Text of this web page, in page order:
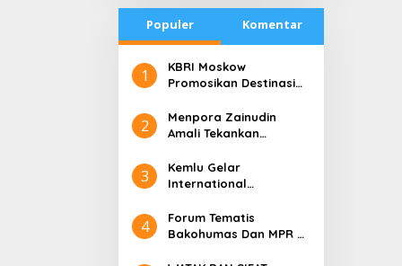
Populer Komentar
1
​KBRI Moskow
Promosikan Destinasi
Bali’
2
​Menpora Zainudin
Amali Tekankan
untuk DBON
3
​Kemlu Gelar
International
Diplomacy (ICDD)
4
Forum Tematis
Bakohumas Dan MPR RI